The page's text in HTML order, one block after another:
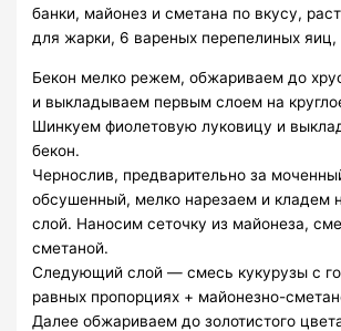
банки, майонез и сметана по вкусу,
для жарки, 6 вареных перепелиных яиц,
Бекон мелко режем, обжариваем до
и выкладываем первым слоем на
Шинкуем фиолетовую луковицу и
бекон.
Чернослив, предварительно за
обсушенный, мелко нарезаем и кладем
слой. Наносим сеточку из майонеза,
сметаной.
Следующий слой — смесь кукурузы с
равных пропорциях + майонезно-
Далее обжариваем до золотистого